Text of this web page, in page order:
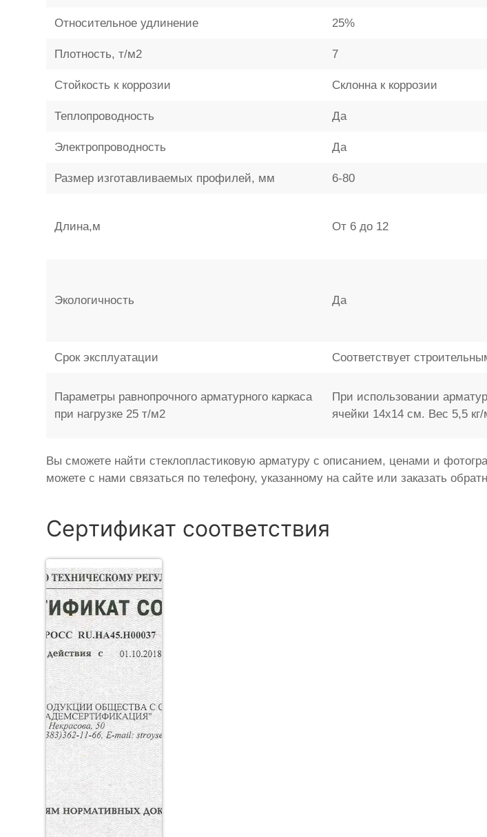
Относительное удлинение 25%
Плотность, т/м2 7
Стойкость к коррозии Склонна к коррозии
Теплопроводность Да
Электропроводность Да
Размер изготавливаемых профилей, мм 6-80
Длина,м От 6 до 12
Экологичность Да
Срок эксплуатации Соответствует
Параметры равнопрочного арматурного каркаса
при нагрузке 25 т/м2
При использовании
ячейки 14x14 см. Вес 5,5
Вы сможете найти стеклопластиковую арматуру с описанием, ценами и
можете с нами связаться по телефону, указанному на сайте или заказать
Сертификат соответствия